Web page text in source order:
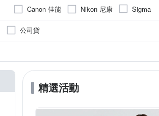
Canon 佳能 Nikon 尼康 Sigma
公司貨
精選活動